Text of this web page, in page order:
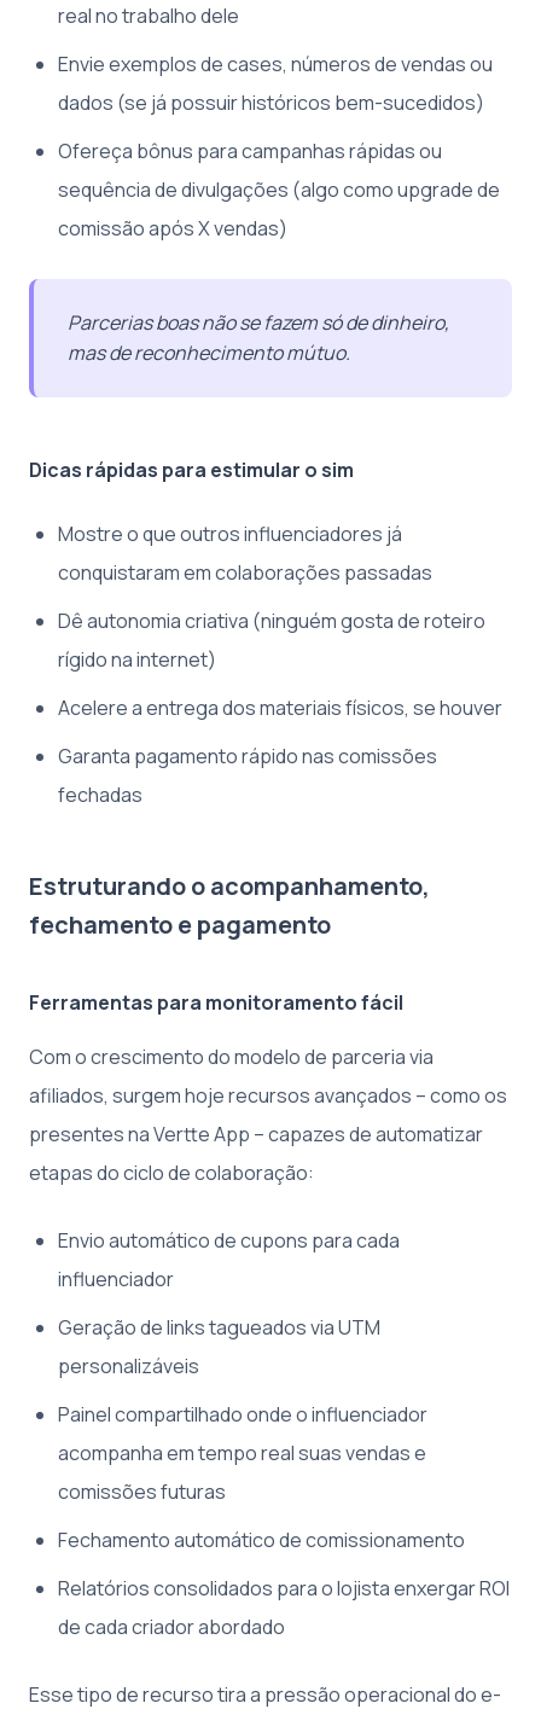
real no trabalho dele
Envie exemplos de cases, números de vendas ou
dados (se já possuir históricos bem-sucedidos)
Ofereça bônus para campanhas rápidas ou
sequência de divulgações (algo como upgrade de
comissão após X vendas)
Parcerias boas não se fazem só de dinheiro,
mas de reconhecimento mútuo.
Dicas rápidas para estimular o sim
Mostre o que outros influenciadores já
conquistaram em colaborações passadas
Dê autonomia criativa (ninguém gosta de roteiro
rígido na internet)
Acelere a entrega dos materiais físicos, se houver
Garanta pagamento rápido nas comissões
fechadas
Estruturando o acompanhamento,
fechamento e pagamento
Ferramentas para monitoramento fácil
Com o crescimento do modelo de parceria via
afiliados, surgem hoje recursos avançados – como os
presentes na Vertte App – capazes de automatizar
etapas do ciclo de colaboração:
Envio automático de cupons para cada
influenciador
Geração de links tagueados via UTM
personalizáveis
Painel compartilhado onde o influenciador
acompanha em tempo real suas vendas e
comissões futuras
Fechamento automático de comissionamento
Relatórios consolidados para o lojista enxergar ROI
de cada criador abordado
Esse tipo de recurso tira a pressão operacional do e-